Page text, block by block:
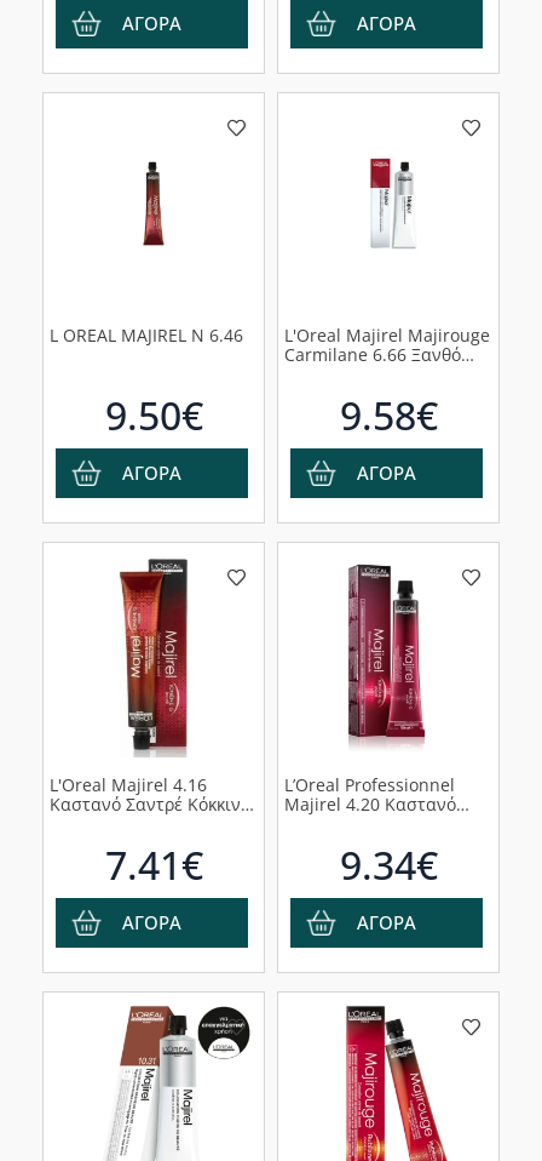
ΑΓΟΡΑ ΑΓΟΡΑ
L OREAL MAJIREL N 6.46
9.50€
ΑΓΟΡΑ
L'Oreal Majirel Majirouge
Carmilane 6.66 Ξανθό
9.58€
ΑΓΟΡΑ
L'Oreal Majirel 4.16
Καστανό Σαντρέ Κόκκινο,
7.41€
ΑΓΟΡΑ
L’Oreal Professionnel
Majirel 4.20 Καστανό
9.34€
ΑΓΟΡΑ